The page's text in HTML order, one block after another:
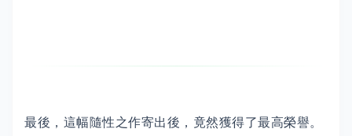
最後，這幅隨性之作寄出後，竟然獲得了最高榮譽。